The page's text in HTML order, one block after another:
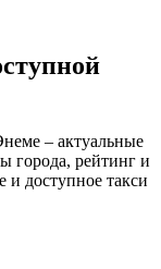
– актуальные
города, рейтинг и
и доступное такси